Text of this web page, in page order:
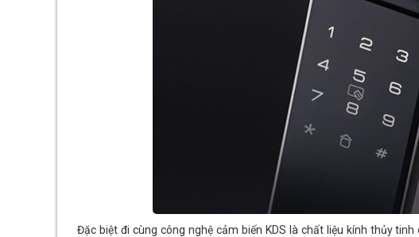
Đặc biệt đi cùng công nghệ cảm biến KDS là chất liệu kính thủy